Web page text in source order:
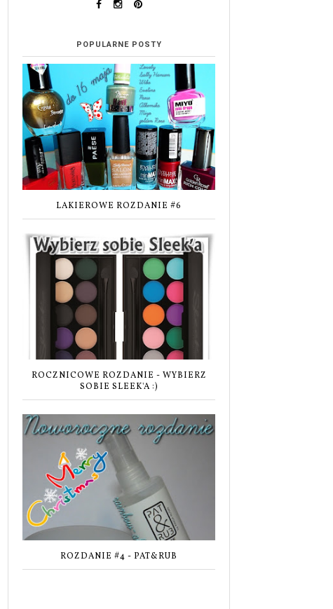
POPULARNE POSTY
LAKIEROWE ROZDANIE #6
ROCZNICOWE ROZDANIE - WYBIERZ
SOBIE SLEEK'A :)
ROZDANIE #4 - PAT&RUB